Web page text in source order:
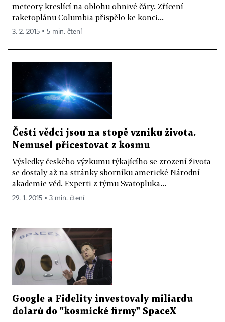
meteory kreslící na oblohu ohnivé čáry. Zřícení
raketoplánu Columbia přispělo ke konci...
3. 2. 2015 ▪ 5 min. čtení
Čeští vědci jsou na stopě vzniku života.
Nemusel přicestovat z kosmu
Výsledky českého výzkumu týkajícího se zrození života
se dostaly až na stránky sborníku americké Národní
akademie věd. Experti z týmu Svatopluka...
29. 1. 2015 ▪ 3 min. čtení
Google a Fidelity investovaly miliardu
dolarů do "kosmické firmy" SpaceX